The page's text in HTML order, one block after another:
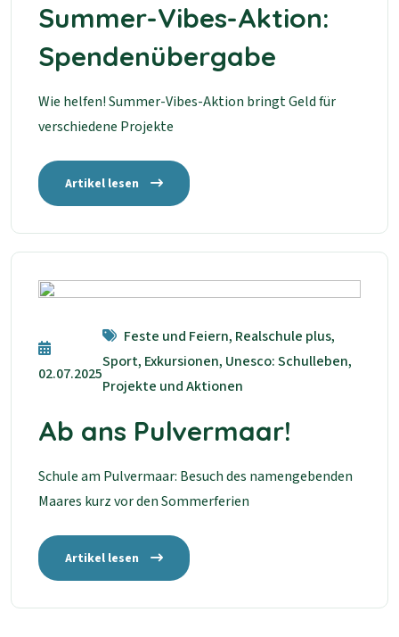
Summer-Vibes-Aktion:
Spendenübergabe
Wie helfen! Summer-Vibes-Aktion bringt Geld für
verschiedene Projekte
Artikel lesen
02.07.2025
Feste und Feiern, Realschule plus,
Sport, Exkursionen, Unesco: Schulleben,
Projekte und Aktionen
Ab ans Pulvermaar!
Schule am Pulvermaar: Besuch des namengebenden
Maares kurz vor den Sommerferien
Artikel lesen